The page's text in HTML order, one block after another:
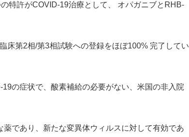
特許がCOVID-19治療として、 オパガニブとRHB-
床第2相/第3相試験への登録をほぼ100% 完了してい
の症状で、酸素補給の必要がない、米国の非入院
であり、新たな変異体ウィルスに対して有効であ